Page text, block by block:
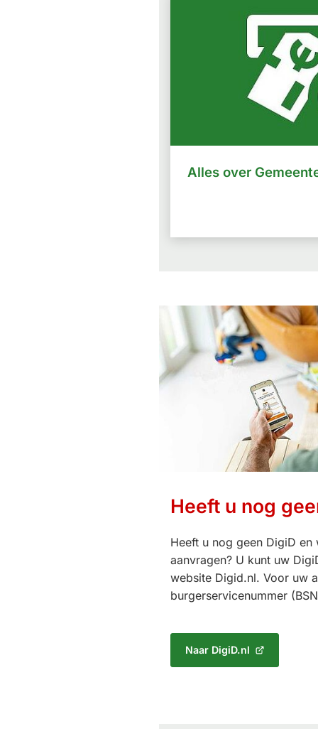
Alles over
Heeft u nog
Heeft u nog geen DigiD en
aanvragen? U kunt uw
website Digid.nl. Voor uw
burgerservicenummer
Naar DigiD.nl
(Verwijst